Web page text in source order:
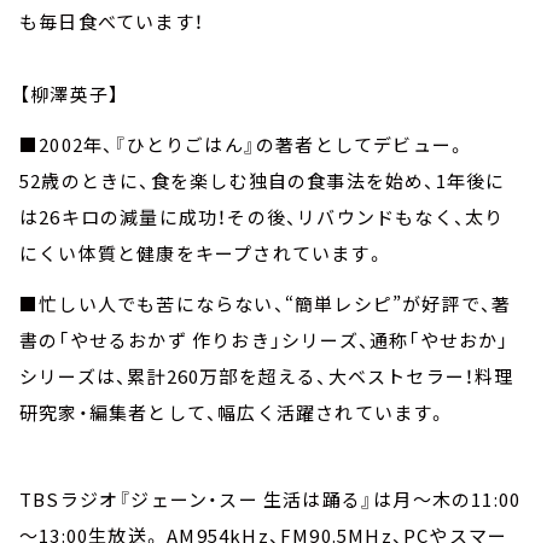
も毎日食べています！
【柳澤英子】
■2002年、『ひとりごはん』の著者としてデビュー。
52歳のときに、食を楽しむ独自の食事法を始め、1年後に
は26キロの減量に成功！その後、リバウンドもなく、太り
にくい体質と健康をキープされています。
■忙しい人でも苦にならない、“簡単レシピ”が好評で、著
書の「やせるおかず 作りおき」シリーズ、通称「やせおか」
シリーズは、累計260万部を超える、大ベストセラー！料理
研究家・編集者として、幅広く活躍されています。
TBSラジオ『ジェーン・スー 生活は踊る』は月～木の11:00
～13:00生放送。 AM954kHz、FM90.5MHz、PCやスマー